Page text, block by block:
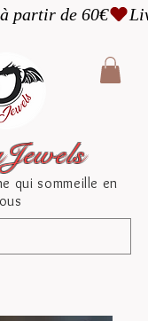
qui sommeille en
partir de 60€